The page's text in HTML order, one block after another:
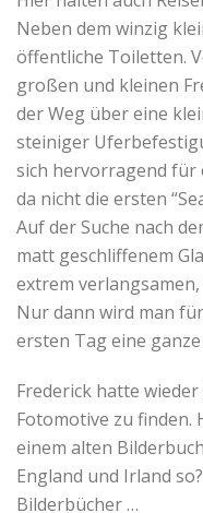
Neben dem winzig
öffentliche Toiletten.
großen und kleinen
der Weg über eine
steiniger
sich hervorragend für
da nicht die ersten
Auf der Suche nach
matt geschliffenem
extrem
Nur dann wird man
ersten Tag eine
Frederick hatte
Fotomotive zu finden.
einem alten
England und Irland
Bilderbücher …